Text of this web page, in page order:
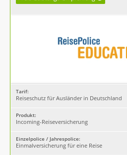
Tarif:
Reiseschutz für Ausländer in Deutschland
Produkt:
Incoming-Reiseversicherung
Einzelpolice / Jahrespolice:
Einmalversicherung für eine Reise